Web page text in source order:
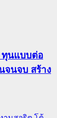
นแบบต่อ
จนจบ สร้าง